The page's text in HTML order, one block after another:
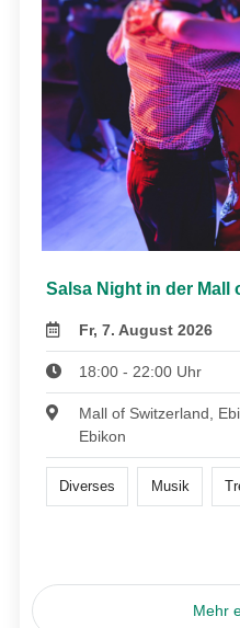
Salsa Night in der Mall
Fr, 7. August 2026
18:00 - 22:00 Uhr
Mall of Switzerland,
Ebikon
Diverses Musik
Mehr